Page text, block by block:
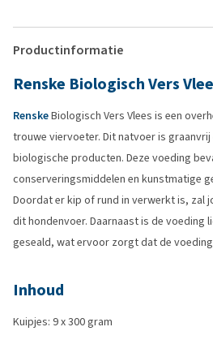
Productinformatie
Renske Biologisch Vers
RenskeBiologisch Vers Vlees is een
trouwe viervoeter. Dit natvoer is graanvrij
biologische producten. Deze voeding
conserveringsmiddelen en kunstmatige
Doordat er kip of rund in verwerkt is, zal
dit hondenvoer. Daarnaast is de voeding
geseald, wat ervoor zorgt dat de
Inhoud
Kuipjes: 9 x 300 gram